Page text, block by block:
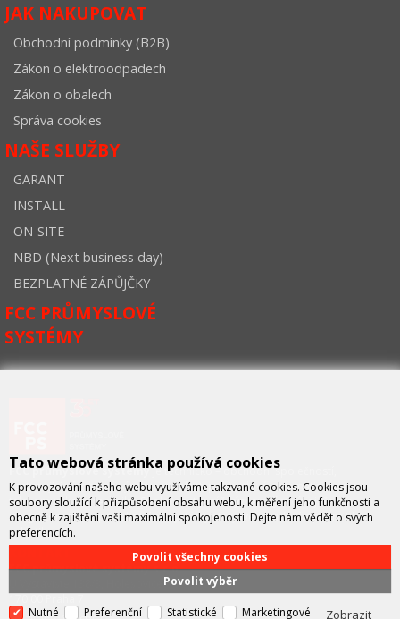
JAK NAKUPOVAT
Obchodní podmínky (B2B)
Zákon o elektroodpadech
Zákon o obalech
Správa cookies
NAŠE SLUŽBY
GARANT
INSTALL
ON-SITE
NBD (Next business day)
BEZPLATNÉ ZÁPŮJČKY
FCC PRŮMYSLOVÉ
SYSTÉMY
FCC průmyslové systémyje technicko – obchodní společností,
zastupující významné výrobce v oblasti průmyslové automatizace a
telekomunikační techniky. Společnost je též významným vývojářem a
integrátorem se specializací na systémy strojového vidění a pokročilé
robotiky.
FCC průmyslové systémy s.r.o.
170 00 Praha 7
Tato webová stránka používá cookies
K provozování našeho webu využíváme takzvané cookies. Cookies jsou
soubory sloužící k přizpůsobení obsahu webu, k měření jeho funkčnosti a
obecně k zajištění vaší maximální spokojenosti. Dejte nám vědět o svých
preferencích.
Povolit výběr
Povolit všechny cookies
Nutné Preferenční Statistické Marketingové Zobrazit